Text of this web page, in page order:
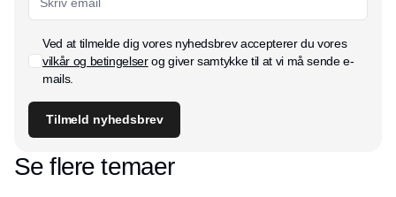
Ved at tilmelde dig vores nyhedsbrev accepterer du vores
vilkår og betingelserog giver samtykke til at vi må sende e-
mails.
Tilmeld nyhedsbrev
Se flere temaer